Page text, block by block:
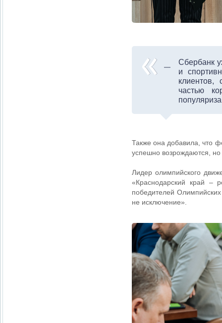
Сбербанк
и
клиентов,
частью
Также она добавила, что
успешно возрождаются,
Лидер олимпийского
«Краснодарский край –
победителей
не исключение».